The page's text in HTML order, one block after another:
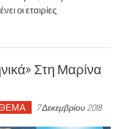
οι εταιρίες
Στη Μαρίνα
7 Δεκεμβρίου 2018